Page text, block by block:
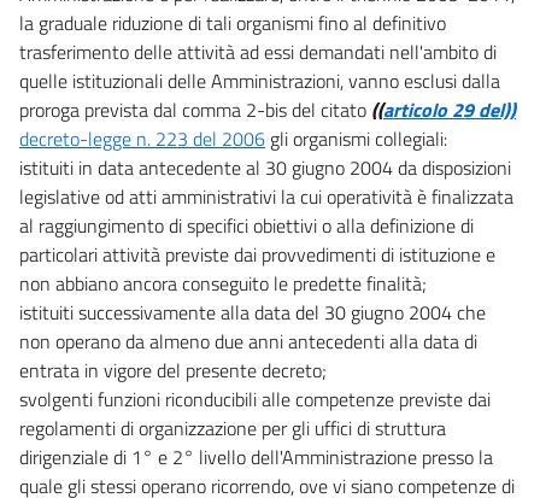
14 bis
Capo V
Istruzione e ricerca
15
16
17
Capo VI
Liberalizzazioni e deregolazione
18
19
20
21
22
23
la graduale riduzione di tali organismi fino al definitivo
trasferimento delle attività ad essi demandati nell'ambito di
quelle istituzionali delle Amministrazioni, vanno esclusi dalla
proroga prevista dal comma 2-bis del citato ((articolo 29 del))
decreto-legge n. 223 del 2006 gli organismi collegiali:
istituiti in data antecedente al 30 giugno 2004 da disposizioni
legislative od atti amministrativi la cui operatività è finalizzata
al raggiungimento di specifici obiettivi o alla definizione di
particolari attività previste dai provvedimenti di istituzione e
non abbiano ancora conseguito le predette finalità;
istituiti successivamente alla data del 30 giugno 2004 che
non operano da almeno due anni antecedenti alla data di
entrata in vigore del presente decreto;
svolgenti funzioni riconducibili alle competenze previste dai
regolamenti di organizzazione per gli uffici di struttura
dirigenziale di 1° e 2° livello dell'Amministrazione presso la
quale gli stessi operano ricorrendo, ove vi siano competenze di